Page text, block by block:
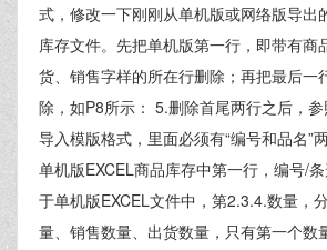
式，修改一下刚刚从单机版或网络版导出
库存文件。先把单机版第一行，即带有商
货、销售字样的所在行删除；再把最后一
除，如P8所示： 5.删除首尾两行之后，
导入模版格式，里面必须有“编号和品名”
单机版EXCEL商品库存中第一行，编号/条
于单机版EXCEL文件中，第2.3.4.数量，
量、销售数量、出货数量，只有第一个数